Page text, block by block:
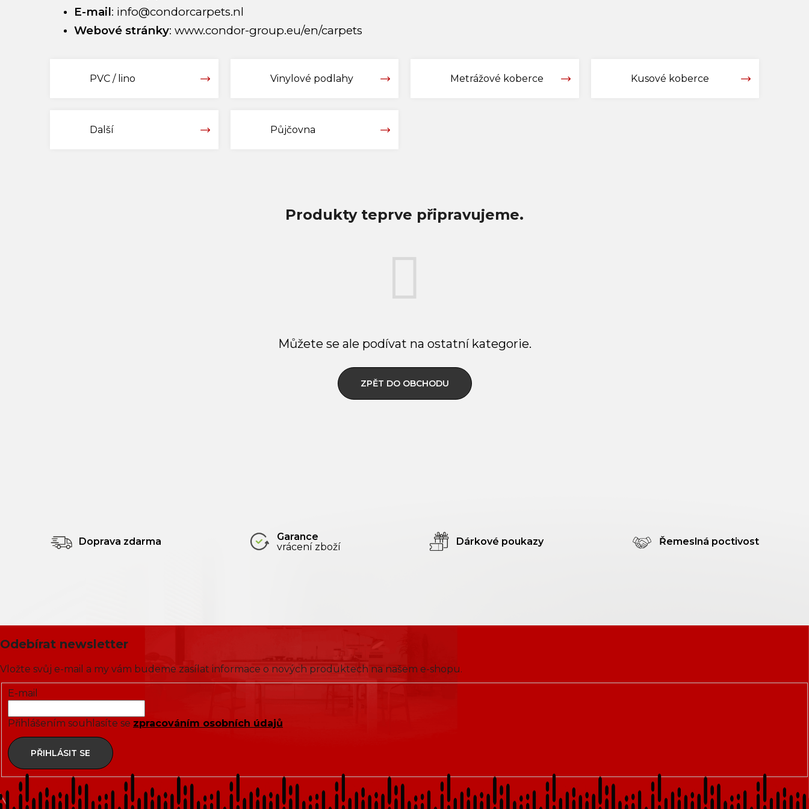
E-mail: info@condorcarpets.nl
Webové stránky: www.condor-group.eu/en/carpets
PVC / lino Vinylové podlahy Metrážové koberce Kusové koberce
Další Půjčovna
Produkty teprve připravujeme.
Můžete se ale podívat na ostatní kategorie.
ZPĚT DO OBCHODU
Doprava zdarma
Garance
vrácení zboží
Dárkové poukazy Řemeslná poctivost
Odebírat newsletter
Vložte svůj e-mail a my vám budeme zasílat informace o nových produktech na našem e-shopu.
E-mail
Přihlášením souhlasíte se zpracováním osobních údajů
PŘIHLÁSIT SE